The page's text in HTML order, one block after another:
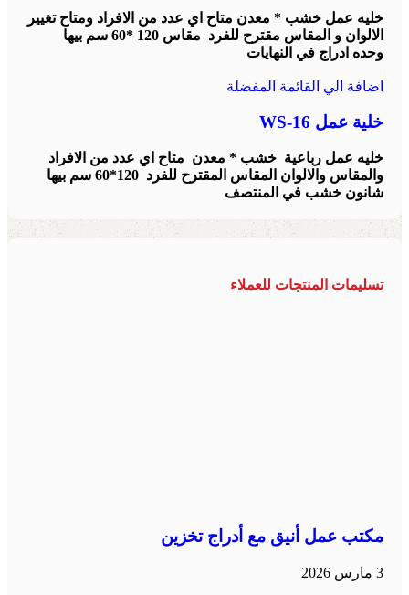
خليه عمل خشب * معدن متاح اي عدد من الافراد ومتاح تغيير
الالوان و المقاس مقترح للفرد مقاس 120 *60 سم بيها
وحده ادراج في النهايات
اضافة الي القائمة المفضلة
خلية عمل WS-16
خليه عمل رباعية خشب * معدن متاح اي عدد من الافراد
والمقاس والالوان المقاس المقترح للفرد 120*60 سم بيها
شانون خشب في المنتصف
تسليمات المنتجات للعملاء
مكتب عمل أنيق مع أدراج تخزين
3 مارس 2026